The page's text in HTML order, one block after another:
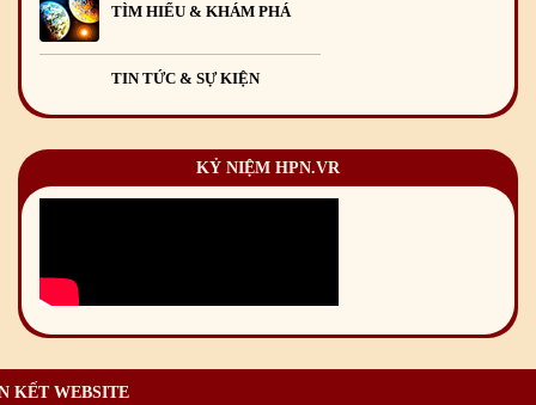
TÌM HIỂU & KHÁM PHÁ
TIN TỨC & SỰ KIỆN
KỶ NIỆM HPN.VR
KẾT WEBSITE